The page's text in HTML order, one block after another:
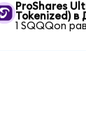
ProShares
Tokenized)
1 SQQQon